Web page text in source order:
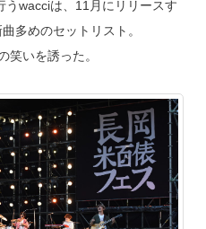
wacciは、11月にリリースす
多めのセットリスト。
笑いを誘った。